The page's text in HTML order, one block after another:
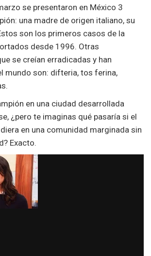
se presentaron en México 3
una madre de origen italiano, su
son los primeros casos de la
desde 1996. Otras
se creían erradicadas y han
mundo son: difteria, tos ferina,
en una ciudad desarrollada
¿pero te imaginas qué pasaría si el
en una comunidad marginada sin
Exacto.